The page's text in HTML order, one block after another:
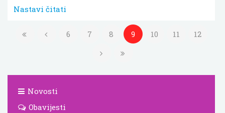
Nastavi čitati
6 7 8 9 10 11 12
Novosti
Obavijesti